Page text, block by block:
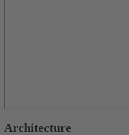
Architecture